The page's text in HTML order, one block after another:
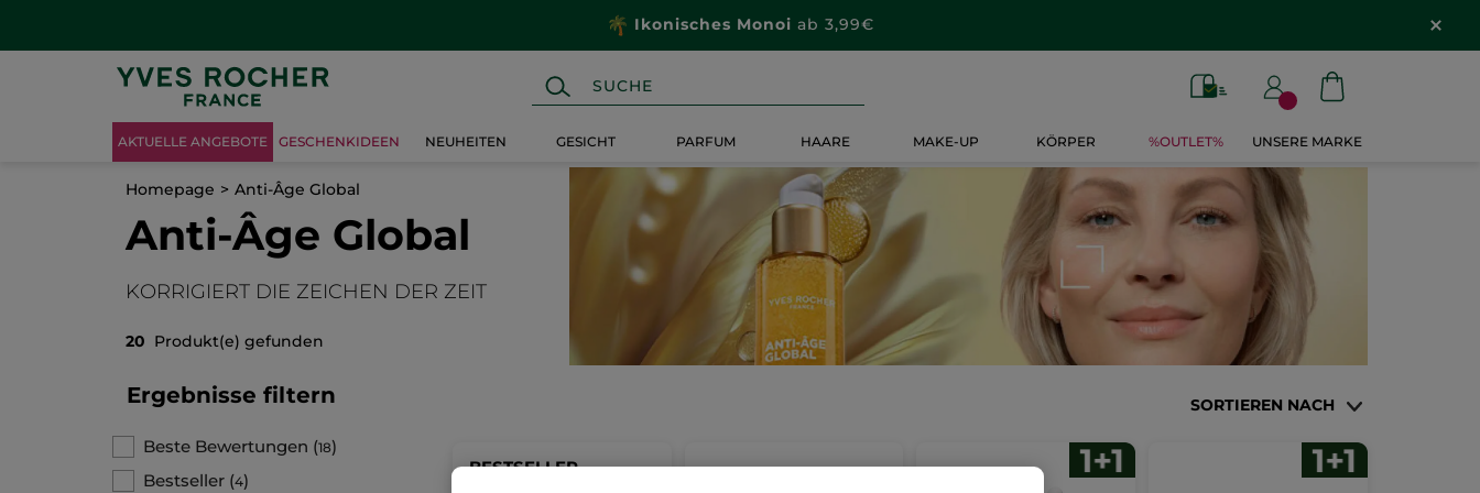
Ikonisches Monoi ab 3,99€
AKTUELLE ANGEBOTE GESCHENKIDEEN NEUHEITEN GESICHT PARFUM HAARE MAKE-UP KÖRPER %OUTLET% UNSERE MARKE
Homepage Anti-Âge Global
Anti-Âge Global
KORRIGIERT DIE ZEICHEN DER ZEIT
20 Produkt(e) gefunden
Ergebnisse filtern
Beste Bewertungen (18)
Bestseller (4)
SORTIEREN NACH
BESTSELLER